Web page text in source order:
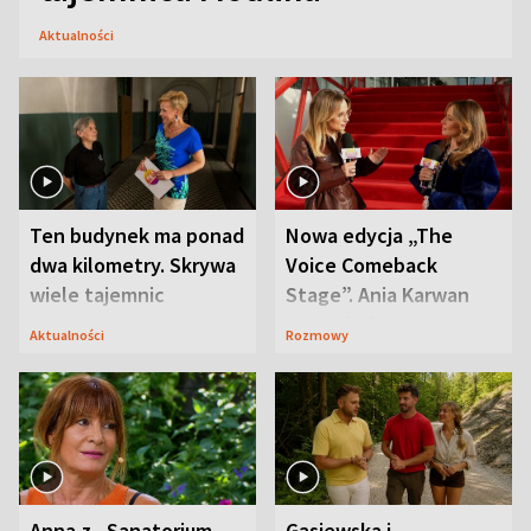
Aktualności
Ten budynek ma ponad
dwa kilometry. Skrywa
wiele tajemnic
Aktualności
Nowa edycja „The
Voice Comeback
Stage”. Ania Karwan
zapowiada
Rozmowy